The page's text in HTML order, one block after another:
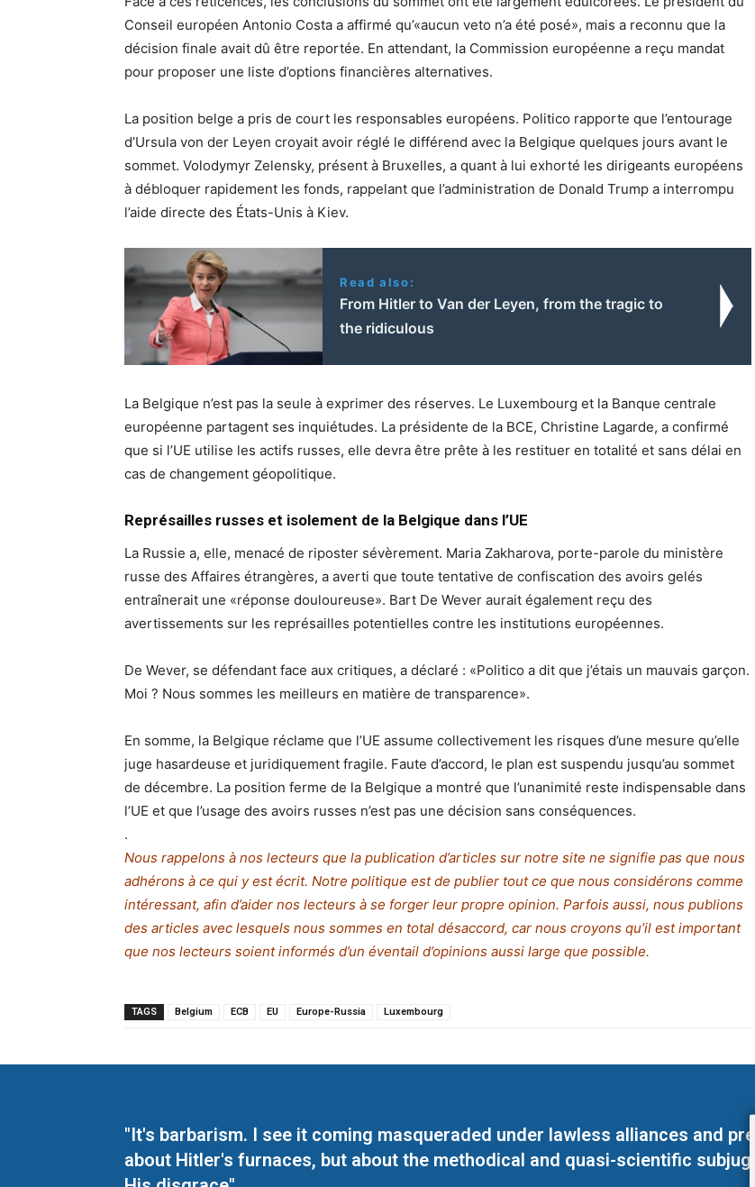
Conseil européen Antonio Costa a affirmé qu’«aucun veto n’a été posé», mais a reconnu que la
décision finale avait dû être reportée. En attendant, la Commission européenne a reçu mandat
pour proposer une liste d’options financières alternatives.
La position belge a pris de court les responsables européens. Politico rapporte que l’entourage
d’Ursula von der Leyen croyait avoir réglé le différend avec la Belgique quelques jours avant le
sommet. Volodymyr Zelensky, présent à Bruxelles, a quant à lui exhorté les dirigeants européens
à débloquer rapidement les fonds, rappelant que l’administration de Donald Trump a interrompu
l’aide directe des États-Unis à Kiev.
Read also:
From Hitler to Van der Leyen, from the tragic to
the ridiculous
La Belgique n’est pas la seule à exprimer des réserves. Le Luxembourg et la Banque centrale
européenne partagent ses inquiétudes. La présidente de la BCE, Christine Lagarde, a confirmé
que si l’UE utilise les actifs russes, elle devra être prête à les restituer en totalité et sans délai en
cas de changement géopolitique.
Représailles russes et isolement de la Belgique dans l’UE
La Russie a, elle, menacé de riposter sévèrement. Maria Zakharova, porte-parole du ministère
russe des Affaires étrangères, a averti que toute tentative de confiscation des avoirs gelés
entraînerait une «réponse douloureuse». Bart De Wever aurait également reçu des
avertissements sur les représailles potentielles contre les institutions européennes.
De Wever, se défendant face aux critiques, a déclaré : «Politico a dit que j’étais un mauvais garçon.
Moi ? Nous sommes les meilleurs en matière de transparence».
En somme, la Belgique réclame que l’UE assume collectivement les risques d’une mesure qu’elle
juge hasardeuse et juridiquement fragile. Faute d’accord, le plan est suspendu jusqu’au sommet
de décembre. La position ferme de la Belgique a montré que l’unanimité reste indispensable dans
l’UE et que l’usage des avoirs russes n’est pas une décision sans conséquences.
.
Nous rappelons à nos lecteurs que la publication d’articles sur notre site ne signifie pas que nous
adhérons à ce qui y est écrit. Notre politique est de publier tout ce que nous considérons comme
intéressant, afin d’aider nos lecteurs à se forger leur propre opinion. Parfois aussi, nous publions
des articles avec lesquels nous sommes en total désaccord, car nous croyons qu’il est important
que nos lecteurs soient informés d’un éventail d’opinions aussi large que possible.
TAGS Belgium ECB EU Europe-Russia Luxembourg
"It's barbarism. I see it coming masqueraded under lawless alliances and
about Hitler's furnaces, but about the methodical and quasi-scientific